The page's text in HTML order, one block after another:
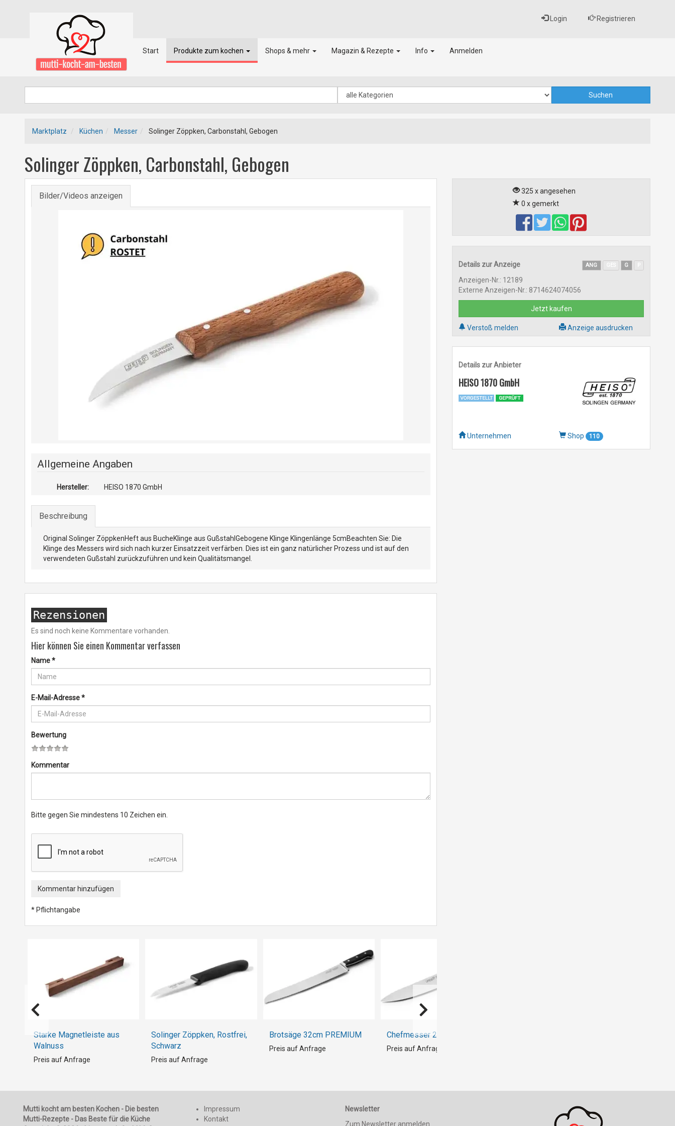
Login Registrieren
Start Produkte zum kochen Shops & mehr Magazin & Rezepte Info Anmelden
Marktplatz Küchen Messer Solinger Zöppken, Carbonstahl, Gebogen
Solinger Zöppken, Carbonstahl, Gebogen
Bilder/Videos anzeigen
Allgemeine Angaben
Hersteller: HEISO 1870 GmbH
Beschreibung
Original Solinger ZöppkenHeft aus BucheKlinge aus GußstahlGebogene Klinge Klingenlänge 5cmBeachten Sie: Die
Klinge des Messers wird sich nach kurzer Einsatzzeit verfärben. Dies ist ein ganz natürlicher Prozess und ist auf den
verwendeten Gußstahl zurückzuführen und kein Qualitätsmangel.
Rezensionen
Es sind noch keine Kommentare vorhanden.
Hier können Sie einen Kommentar verfassen
Name*
E-Mail-Adresse*
Bewertung
Kommentar
Bitte gegen Sie mindestens 10 Zeichen ein.
Kommentar hinzufügen
* Pflichtangabe
Starke Magnetleiste aus
Walnuss
Preis auf Anfrage
Solinger Zöppken, Rostfrei,
Schwarz
Preis auf Anfrage
Brotsäge 32cm PREMIUM
Preis auf Anfrage
Chefmesser 20cm GUSTAV
Preis auf Anfrage
325 x angesehen
0 x gemerkt
Details zur Anzeige ANG G
Anzeigen-Nr.: 12189
Externe Anzeigen-Nr.: 8714624074056
Jetzt kaufen
Verstoß melden Anzeige ausdrucken
Details zur Anbieter
HEISO 1870 GmbH
Unternehmen Shop 110
Mutti kocht am besten Kochen - Die besten
Mutti-Rezepte - Das Beste für die Küche
Impressum
Kontakt
Newsletter
Zum Newsletter anmelden